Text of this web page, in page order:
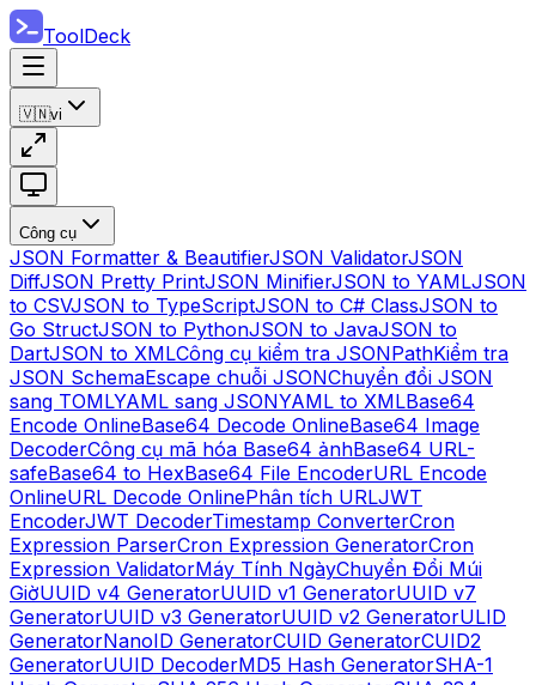
ToolDeck
🇻🇳vi
Công cụ
JSON Formatter & BeautifierJSON ValidatorJSON
DiffJSON Pretty PrintJSON MinifierJSON to YAMLJSON
to CSVJSON to TypeScriptJSON to C# ClassJSON to
Go StructJSON to PythonJSON to JavaJSON to
DartJSON to XMLCông cụ kiểm tra JSONPathKiểm tra
JSON SchemaEscape chuỗi JSONChuyển đổi JSON
sang TOMLYAML sang JSONYAML to XMLBase64
Encode OnlineBase64 Decode OnlineBase64 Image
DecoderCông cụ mã hóa Base64 ảnhBase64 URL-
safeBase64 to HexBase64 File EncoderURL Encode
OnlineURL Decode OnlinePhân tích URLJWT
EncoderJWT DecoderTimestamp ConverterCron
Expression ParserCron Expression GeneratorCron
Expression ValidatorMáy Tính NgàyChuyển Đổi Múi
GiờUUID v4 GeneratorUUID v1 GeneratorUUID v7
GeneratorUUID v3 GeneratorUUID v2 GeneratorULID
GeneratorNanoID GeneratorCUID GeneratorCUID2
GeneratorUUID DecoderMD5 Hash GeneratorSHA-1